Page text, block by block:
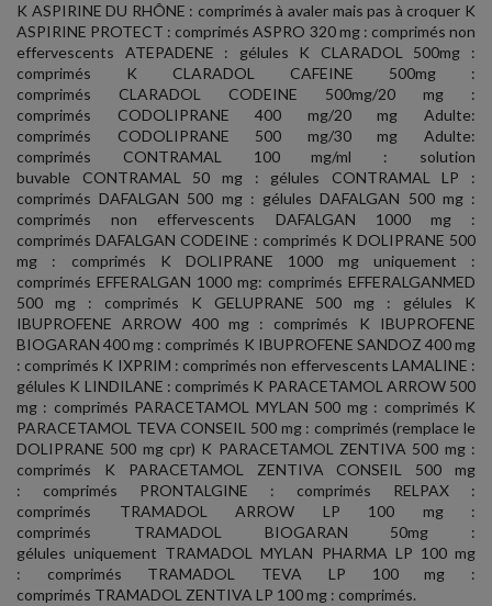
K ASPIRINE DU RHÔNE : comprimés à avaler mais pas à croquer K
ASPIRINE PROTECT : comprimés ASPRO 320 mg : comprimés non
effervescents ATEPADENE : gélules K CLARADOL 500mg :
comprimés K CLARADOL CAFEINE 500mg :
comprimés CLARADOL CODEINE 500mg/20 mg :
comprimés CODOLIPRANE 400 mg/20 mg Adulte:
comprimés CODOLIPRANE 500 mg/30 mg Adulte:
comprimés CONTRAMAL 100 mg/ml : solution
buvable CONTRAMAL 50 mg : gélules CONTRAMAL LP :
comprimés DAFALGAN 500 mg : gélules DAFALGAN 500 mg :
comprimés non effervescents DAFALGAN 1000 mg :
comprimés DAFALGAN CODEINE : comprimés K DOLIPRANE 500
mg : comprimés K DOLIPRANE 1000 mg uniquement :
comprimés EFFERALGAN 1000 mg: comprimés EFFERALGANMED
500 mg : comprimés K GELUPRANE 500 mg : gélules K
IBUPROFENE ARROW 400 mg : comprimés K IBUPROFENE
BIOGARAN 400 mg : comprimés K IBUPROFENE SANDOZ 400 mg
: comprimés K IXPRIM : comprimés non effervescents LAMALINE :
gélules K LINDILANE : comprimés K PARACETAMOL ARROW 500
mg : comprimés PARACETAMOL MYLAN 500 mg : comprimés K
PARACETAMOL TEVA CONSEIL 500 mg : comprimés (remplace le
DOLIPRANE 500 mg cpr) K PARACETAMOL ZENTIVA 500 mg :
comprimés K PARACETAMOL ZENTIVA CONSEIL 500 mg
: comprimés PRONTALGINE : comprimés RELPAX :
comprimés TRAMADOL ARROW LP 100 mg :
comprimés TRAMADOL BIOGARAN 50mg :
gélules uniquement TRAMADOL MYLAN PHARMA LP 100 mg
: comprimés TRAMADOL TEVA LP 100 mg :
comprimés TRAMADOL ZENTIVA LP 100 mg : comprimés.